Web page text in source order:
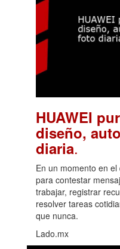
HUAWEI
diseño,
diaria.
En un momento en
para contestar
trabajar, registrar
resolver tareas
que nunca.
Lado.mx